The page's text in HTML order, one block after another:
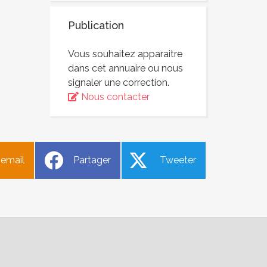
Publication
Vous souhaitez apparaitre
dans cet annuaire ou nous
signaler une correction.
Nous contacter
Partager Tweeter